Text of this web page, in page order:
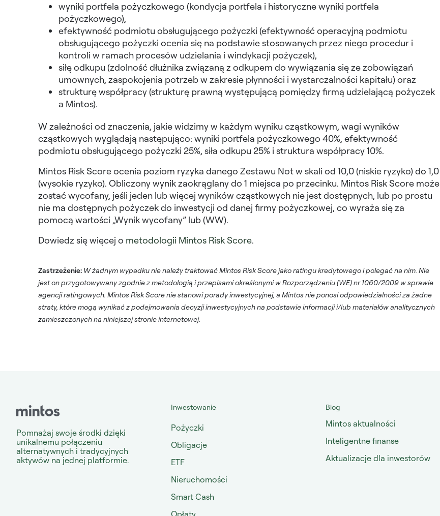
wyniki portfela pożyczkowego (kondycja portfela i historyczne wyniki portfela
pożyczkowego),
efektywność podmiotu obsługującego pożyczki (efektywność operacyjną podmiotu
obsługującego pożyczki ocenia się na podstawie stosowanych przez niego procedur i
kontroli w ramach procesów udzielania i windykacji pożyczek),
siłę odkupu (zdolność dłużnika związaną z odkupem do wywiązania się ze zobowiązań
umownych, zaspokojenia potrzeb w zakresie płynności i wystarczalności kapitału) oraz
strukturę współpracy (strukturę prawną występującą pomiędzy firmą udzielającą pożyczek
a Mintos).
W zależności od znaczenia, jakie widzimy w każdym wyniku cząstkowym, wagi wyników
cząstkowych wyglądają następująco: wyniki portfela pożyczkowego 40%, efektywność
podmiotu obsługującego pożyczki 25%, siła odkupu 25% i struktura współpracy 10%.
Mintos Risk Score ocenia poziom ryzyka danego Zestawu Not w skali od 10,0 (niskie ryzyko) do 1,0
(wysokie ryzyko). Obliczony wynik zaokrąglany do 1 miejsca po przecinku. Mintos Risk Score może
zostać wycofany, jeśli jeden lub więcej wyników cząstkowych nie jest dostępnych, lub po prostu
nie ma dostępnych pożyczek do inwestycji od danej firmy pożyczkowej, co wyraża się za
pomocą wartości „Wynik wycofany” lub (WW).
Dowiedz się więcej o metodologii Mintos Risk Score.
Zastrzeżenie:W żadnym wypadku nie należy traktować Mintos Risk Score jako ratingu kredytowego i polegać na nim. Nie
jest on przygotowywany zgodnie z metodologią i przepisami określonymi w Rozporządzeniu (WE) nr 1060/2009 w sprawie
agencji ratingowych. Mintos Risk Score nie stanowi porady inwestycyjnej, a Mintos nie ponosi odpowiedzialności za żadne
straty, które mogą wynikać z podejmowania decyzji inwestycyjnych na podstawie informacji i/lub materiałów analitycznych
zamieszczonych na niniejszej stronie internetowej.
Pomnażaj swoje środki dzięki
unikalnemu połączeniu
alternatywnych i tradycyjnych
aktywów na jednej platformie.
Inwestowanie
Pożyczki
Obligacje
ETF
Nieruchomości
Smart Cash
Blog
Mintos aktualności
Inteligentne finanse
Aktualizacje dla inwestorów